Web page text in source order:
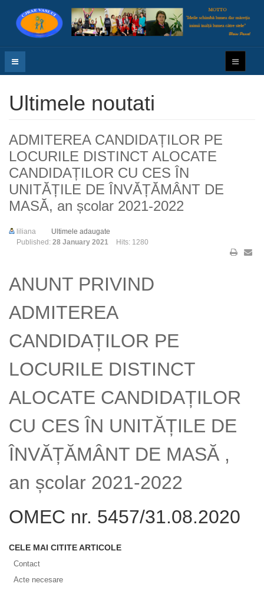
Ultimele noutati
ADMITEREA CANDIDAȚILOR PE
LOCURILE DISTINCT ALOCATE
CANDIDAȚILOR CU CES ÎN
UNITĂȚILE DE ÎNVĂȚĂMÂNT DE
MASĂ, an școlar 2021-2022
liliana
Ultimele adaugate
Published: 28 January 2021 Hits: 1280
ANUNT PRIVIND
ADMITEREA
CANDIDAȚILOR PE
LOCURILE DISTINCT
ALOCATE CANDIDAȚILOR
CU CES ÎN UNITĂȚILE DE
ÎNVĂȚĂMÂNT DE MASĂ ,
an școlar 2021-2022
OMEC nr. 5457/31.08.2020
CELE MAI CITITE ARTICOLE
Contact
Acte necesare